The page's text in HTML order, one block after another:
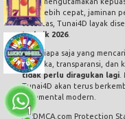
yang lebih cepat, jaminan
totalitas, Tunai4D layak
terbaik 2026.
Bagi siapa saja yang
estetika, transparansi, dan
tidak perlu diragukan lagi
Tunai4D akan terus
ornamental modern.